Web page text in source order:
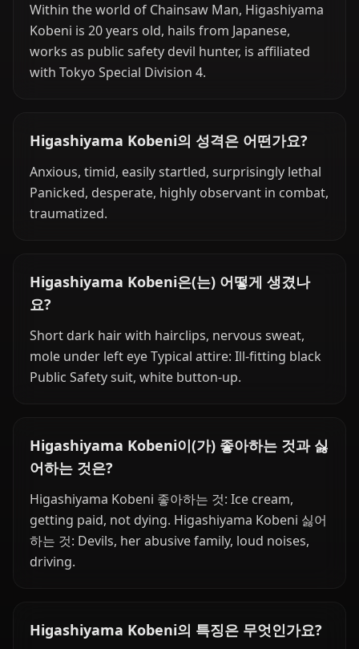
Within the world of Chainsaw Man, Higashiyama
Kobeni is 20 years old, hails from Japanese,
works as public safety devil hunter, is affiliated
with Tokyo Special Division 4.
Higashiyama Kobeni의 성격은 어떤가요?
Anxious, timid, easily startled, surprisingly lethal
Panicked, desperate, highly observant in combat,
traumatized.
Higashiyama Kobeni은(는) 어떻게 생겼나
요?
Short dark hair with hairclips, nervous sweat,
mole under left eye Typical attire: Ill-fitting black
Public Safety suit, white button-up.
Higashiyama Kobeni이(가) 좋아하는 것과 싫
어하는 것은?
Higashiyama Kobeni 좋아하는 것: Ice cream,
getting paid, not dying. Higashiyama Kobeni 싫어
하는 것: Devils, her abusive family, loud noises,
driving.
Higashiyama Kobeni의 특징은 무엇인가요?